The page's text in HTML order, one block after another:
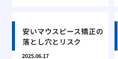
安いマウスピース矯正の
落とし穴とリスク
2025.06.17